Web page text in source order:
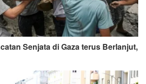
Senjata di Gaza terus Berlanjut,